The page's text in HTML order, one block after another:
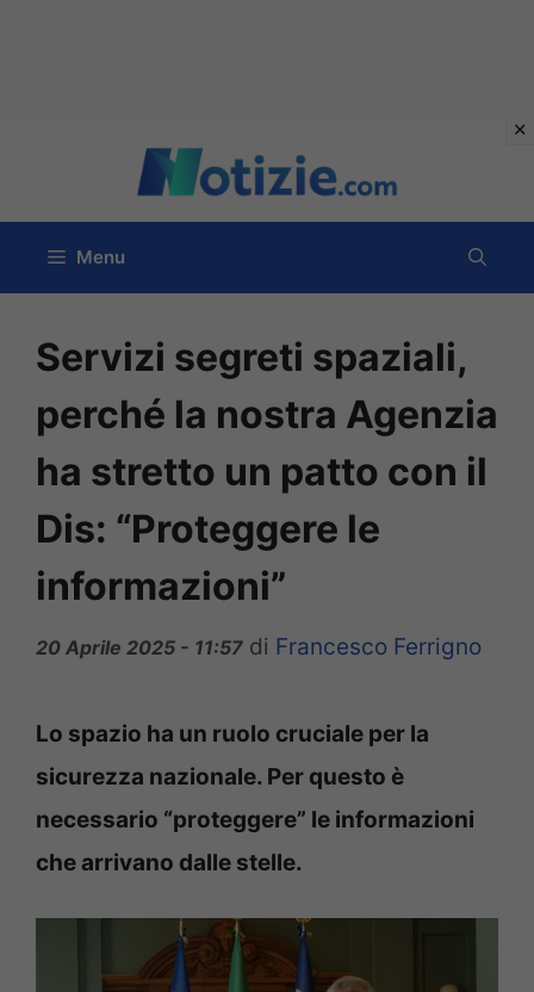
contenuto
Menu
Servizi segreti spaziali,
perché la nostra Agenzia
ha stretto un patto con il
Dis: “Proteggere le
informazioni”
20 Aprile 2025 - 11:57 di Francesco Ferrigno
Lo spazio ha un ruolo cruciale per la
sicurezza nazionale. Per questo è
necessario “proteggere” le informazioni
che arrivano dalle stelle.